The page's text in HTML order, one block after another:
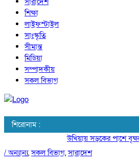
শিক্ষা
লাইফস্টাইল
সাংস্কৃতি
সীমান্ত
মিডিয়া
সম্পাদকীয়
সকল বিভাগ
শিরোনাম :
উখিয়ায় সড়কের পাশে
/অন্যান্য,সকল বিভাগ,সারাদেশ